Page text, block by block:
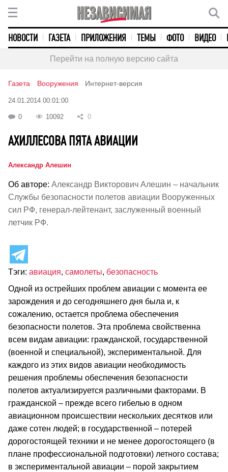
НОВОСТИ ГАЗЕТА ПРИЛОЖЕНИЯ ТЕМЫ ФОТО ВИДЕО
Перейти на полную версию сайта
Газета Вооружения Интернет-версия
24.01.2014 00:01:00
0 10092 0
АХИЛЛЕСОВА ПЯТА АВИАЦИИ
Александр Алешин
Об авторе: Александр Викторович Алешин – начальник
Службы безопасности полетов авиации Вооруженных
сил РФ, генерал-лейтенант, заслуженный военный
летчик РФ.
Тэги: авиация, самолеты, безопасность
Одной из острейших проблем авиации с момента ее
зарождения и до сегодняшнего дня была и, к
сожалению, остается проблема обеспечения
безопасности полетов. Эта проблема свойственна
всем видам авиации: гражданской, государственной
(военной и специальной), экспериментальной. Для
каждого из этих видов авиации необходимость
решения проблемы обеспечения безопасности
полетов актуализируется различными факторами. В
гражданской – прежде всего гибелью в одном
авиационном происшествии нескольких десятков или
даже сотен людей; в государственной – потерей
дорогостоящей техники и не менее дорогостоящего (в
плане профессиональной подготовки) летного состава;
в экспериментальной авиации – порой закрытием